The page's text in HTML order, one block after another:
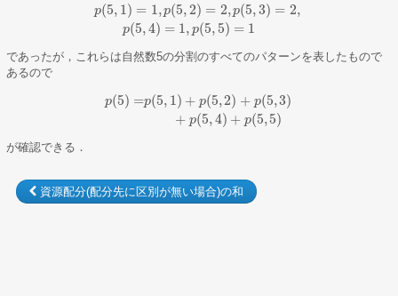
p(5, 1) = 1,p(5,2) = 2,p(5,3) = 2,
p(5,4) = 1, p(5,5) = 1
p 5 1 =1,p 5 ,2) =2 ,p 5,3) =2,p 5 4 =1 5
であったが，これらは自然数5の分割のすべてのパターンを表したもので
あるので
p(5) =p(5, 1) + p(5,2) + p(5,3)
+ p(5,4) + p(5,5)
p 5 = 5, 1) +p 5 2) +p( ,3 + ( 5,4) +p 5
が確認できる．
資源配分(配分先に区別が無い場合)の和